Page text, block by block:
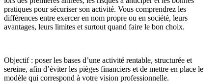
pratiques pour sécuriser son activité. Vous comprendrez les
différences entre exercer en nom propre ou en société, leurs
avantages, leurs limites et surtout quand faire le bon choix.
Objectif : poser les bases d’une activité rentable, structurée et
sereine, afin d’éviter les pièges financiers et de mettre en place le
modèle qui correspond à votre vision professionnelle.